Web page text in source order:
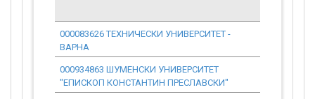
000083626 ТЕХНИЧЕСКИ УНИВЕРСИТЕТ -
ВАРНА
000934863 ШУМЕНСКИ УНИВЕРСИТЕТ
"ЕПИСКОП КОНСТАНТИН ПРЕСЛАВСКИ"